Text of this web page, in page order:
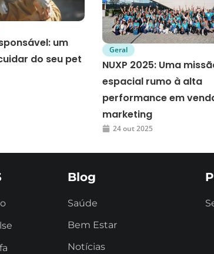
um
do seu pet
Geral
NUXP 2025: Uma
espacial rumo à alta
performance em
marketing
24 out 2025
Blog
Saúde
Bem Estar
Notícias